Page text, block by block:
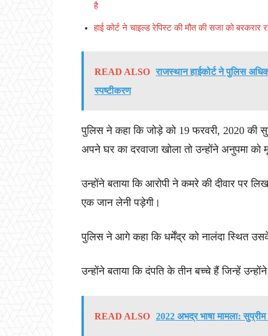
है
हाई कोर्ट ने चाइल्ड रेपिस्ट की मौत की सजा को बरकरार
READ ALSO राजस्थान हाईकोर्ट ने पुलिस
स्पष्टीकरण
पुलिस ने कहा कि जोड़े को 19 फरवरी, 2020 की
अपने घर का दरवाजा खोला तो उन्होंने अनुपमा को
उन्होंने बताया कि आरोपी ने कमरे की दीवार पर
एक जान लेनी पड़ेगी।
पुलिस ने आगे कहा कि धर्मेंद्र को नालंदा स्थित
उन्होंने बताया कि दंपति के तीन बच्चे हैं जिन्हें
READ ALSO 2022 अभद्र भाषा मामला: